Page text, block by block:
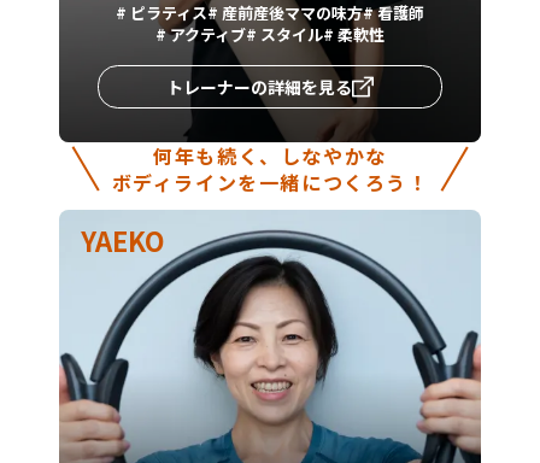
# ピラティス# 産前産後ママの味方#看護師
#アクティブ# スタイル# 柔軟性
トレーナーの詳細を見る
何年も続く、しなやかな
ボディラインを一緒につくろう！
YAEKO